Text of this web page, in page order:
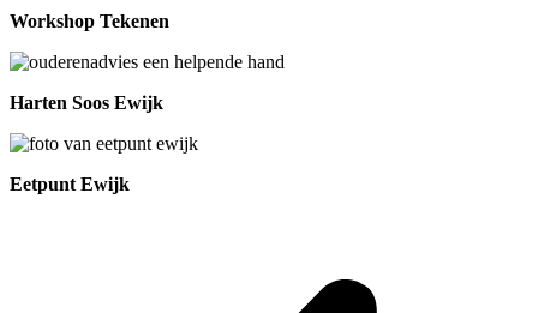
Workshop Tekenen
Harten Soos Ewijk
Eetpunt Ewijk